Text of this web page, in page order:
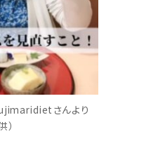
さんより
）